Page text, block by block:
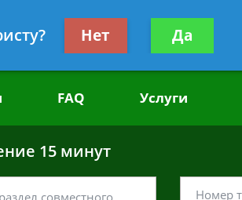
Получите консультацию
бесплатно
FAQ Услуги
15 минут
Нет Да